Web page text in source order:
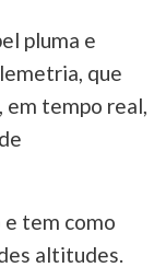
pluma e
que
em tempo real,
tem como
altitudes.